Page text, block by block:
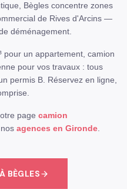
Bègles concentre zones
de Rives d'Arcins —
déménagement.
pour un appartement, camion
pour vos travaux : tous
permis B. Réservez en ligne,
page camion
agences en Gironde
À BÈGLES